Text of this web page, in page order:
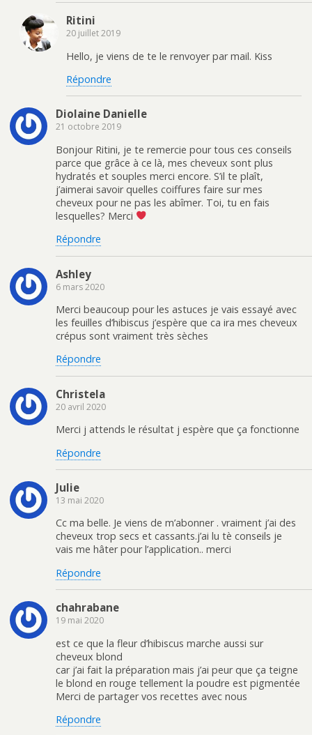
Ritini
20 juillet 2019
Hello, je viens de te le renvoyer par mail. Kiss
Répondre
Diolaine Danielle
21 octobre 2019
Bonjour Ritini, je te remercie pour tous ces conseils
parce que grâce à ce là, mes cheveux sont plus
hydratés et souples merci encore. S’il te plaît,
j’aimerai savoir quelles coiffures faire sur mes
cheveux pour ne pas les abîmer. Toi, tu en fais
lesquelles? Merci
Répondre
Ashley
6 mars 2020
Merci beaucoup pour les astuces je vais essayé avec
les feuilles d’hibiscus j’espère que ca ira mes cheveux
crépus sont vraiment très sèches
Répondre
Christela
20 avril 2020
Merci j attends le résultat j espère que ça fonctionne
Répondre
Julie
13 mai 2020
Cc ma belle. Je viens de m’abonner . vraiment j’ai des
cheveux trop secs et cassants.j’ai lu tè conseils je
vais me hâter pour l’application.. merci
Répondre
chahrabane
19 mai 2020
est ce que la fleur d’hibiscus marche aussi sur
cheveux blond
car j’ai fait la préparation mais j’ai peur que ça teigne
le blond en rouge tellement la poudre est pigmentée
Merci de partager vos recettes avec nous
Répondre